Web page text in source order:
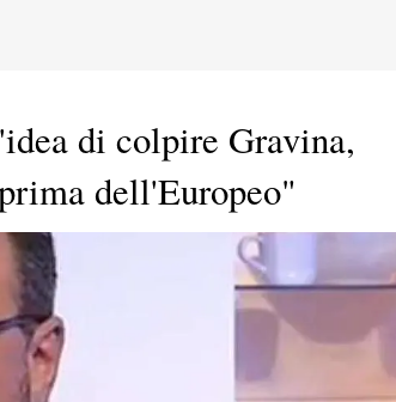
di colpire Gravina,
dell'Europeo"